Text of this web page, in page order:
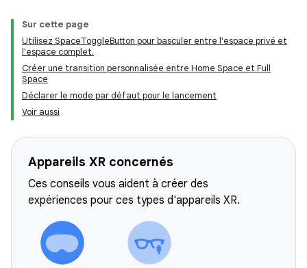
Sur cette page
Utilisez SpaceToggleButton pour basculer entre l'espace privé et
l'espace complet.
Créer une transition personnalisée entre Home Space et Full
Space
Déclarer le mode par défaut pour le lancement
Voir aussi
Appareils XR concernés
Ces conseils vous aident à créer des
expériences pour ces types d'appareils XR.